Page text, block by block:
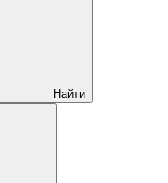
Найти